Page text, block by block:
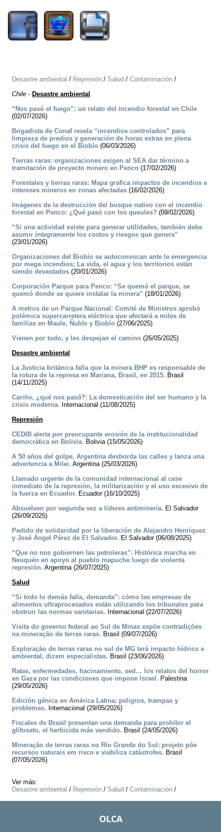
Desastre ambiental / Represión / Salud / Contaminación /
Chile - Desastre ambiental
“Nos pasó el fuego”: un relato del incendio forestal en Chile
(02/07/2026)
Brigadista de Conaf revela “incendios controlados” para
limpieza de predios y generación de horas extras en plena
crisis del fuego en el Biobío (06/03/2026)
Tierras raras: organizaciones exigen al SEA dar término a
tramitación de proyecto minero en Penco (17/02/2026)
Forestales y tierras raras: Mapa grafica impactos de incendios e
intereses mineros en zonas afectadas (16/02/2026)
Imágenes de la destrucción del bosque nativo con el incendio
forestal en Penco: ¿Qué pasó con los queules? (09/02/2026)
“Si una actividad existe para generar utilidades, también debe
asumir íntegramente los costos y riesgos que genera”
(23/01/2026)
Organizaciones del Biobío se autoconvocan ante la emergencia
por mega incendios: La vida, el agua y los territorios están
siendo devastados (20/01/2026)
Corporación Parque para Penco: “Se quemó el parque, se
quemó donde se quiere instalar la minera” (18/01/2026)
A metros de un Parque Nacional: Comité de Ministros aprobó
polémica supercarretera eléctrica que afectará a miles de
familias en Maule, Ñuble y Biobío (27/06/2025)
Vienen por todo, y les despejan el camino (26/05/2025)
Desastre ambiental
La Justicia británica falla que la minera BHP es responsable de
la rotura de la represa en Mariana, Brasil, en 2015. Brasil
(14/11/2025)
Cariño, ¿qué nos pasó?: La domesticación del ser humano y la
crisis moderna. Internacional (11/08/2025)
Represión
CEDIB alerta por preocupante erosión de la institucionalidad
democrática en Bolivia. Bolivia (15/05/2026)
A 50 años del golpe, Argentina desborda las calles y lanza una
advertencia a Milei. Argentina (25/03/2026)
Llamado urgente de la comunidad internacional al cese
inmediato de la represión, la militarización y el uso excesivo de
la fuerza en Ecuador. Ecuador (16/10/2025)
Absuelven por segunda vez a líderes antiminería. El Salvador
(26/09/2025)
Pedido de solidaridad por la liberación de Alejandro Henríquez
y José Ángel Pérez de El Salvador. El Salvador (06/08/2025)
“Que no nos gobiernen las petroleras”: Histórica marcha en
Neuquén en apoyo al pueblo mapuche luego de violenta
represión. Argentina (26/07/2025)
Salud
“Si todo lo demás falla, demanda”: cómo las empresas de
alimentos ultraprocesados están utilizando los tribunales para
obstruir las normas sanitarias. Internacional (22/07/2026)
Visita do governo federal ao Sul de Minas expõe contradições
na mineração de terras raras. Brasil (09/07/2026)
Exploração de terras raras no sul de MG terá impacto hídrico e
ambiental, dizem especialistas. Brasil (23/06/2026)
Ratas, enfermedades, hacinamiento, sed… los relatos del horror
en Gaza por las condiciones que impone Israel. Palestina
(29/05/2026)
Edición génica en América Latina: peligros, trampas y
problemas. Internacional (29/05/2026)
Fiscales de Brasil presentan una demanda para prohibir el
glifosato, el herbicida más vendido. Brasil (24/05/2026)
Mineração de terras raras no Río Grande do Sul: projeto põe
recursos naturais em risco e viabiliza catástrofes. Brasil
(07/05/2026)
Ver más:
Desastre ambiental / Represión / Salud / Contaminación /
OLCA